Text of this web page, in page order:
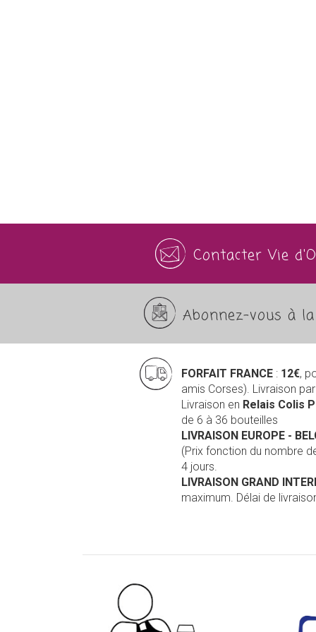
Contacter Vie
Abonnez-vous à
FORFAIT FRANCE : 12€,
amis Corses). Livraison
Livraison en Relais Colis
de 6 à 36 bouteilles
LIVRAISON EUROPE -
(Prix fonction du nombre
4 jours.
LIVRAISON GRAND
maximum. Délai de